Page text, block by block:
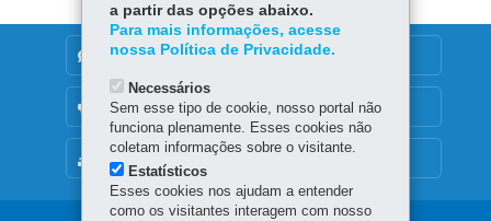
DENUNCIE CORRUPÇÃO
OUVIDORIA
a partir das opções abaixo.
Para mais informações, acesse
nossa Política de Privacidade.
Necessários
Sem esse tipo de cookie, nosso portal não
funciona plenamente. Esses cookies não
coletam informações sobre o visitante.
Estatísticos
Esses cookies nos ajudam a entender
como os visitantes interagem com nosso